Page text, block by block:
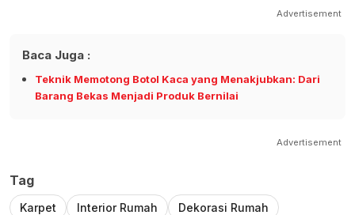
Advertisement
Baca Juga :
Teknik Memotong Botol Kaca yang Menakjubkan: Dari
Barang Bekas Menjadi Produk Bernilai
Advertisement
Tag
Karpet Interior Rumah
Dekorasi Rumah